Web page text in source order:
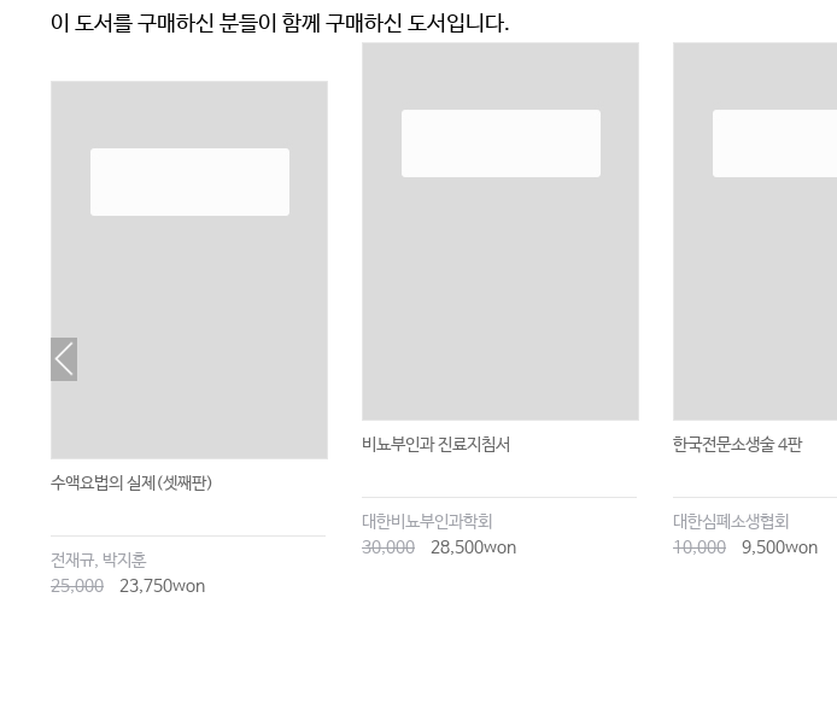
이 도서를 구매하신 분들이 함께 구매하신 도서입니다.
수액요법의 실제(셋째판)
전재규, 박지훈
25,000
23,750won
비뇨부인과 진료지침서
대한비뇨부인과학회
30,000
28,500won
한국전문소생술 4판
대한심폐소생협회
10,000
9,500won